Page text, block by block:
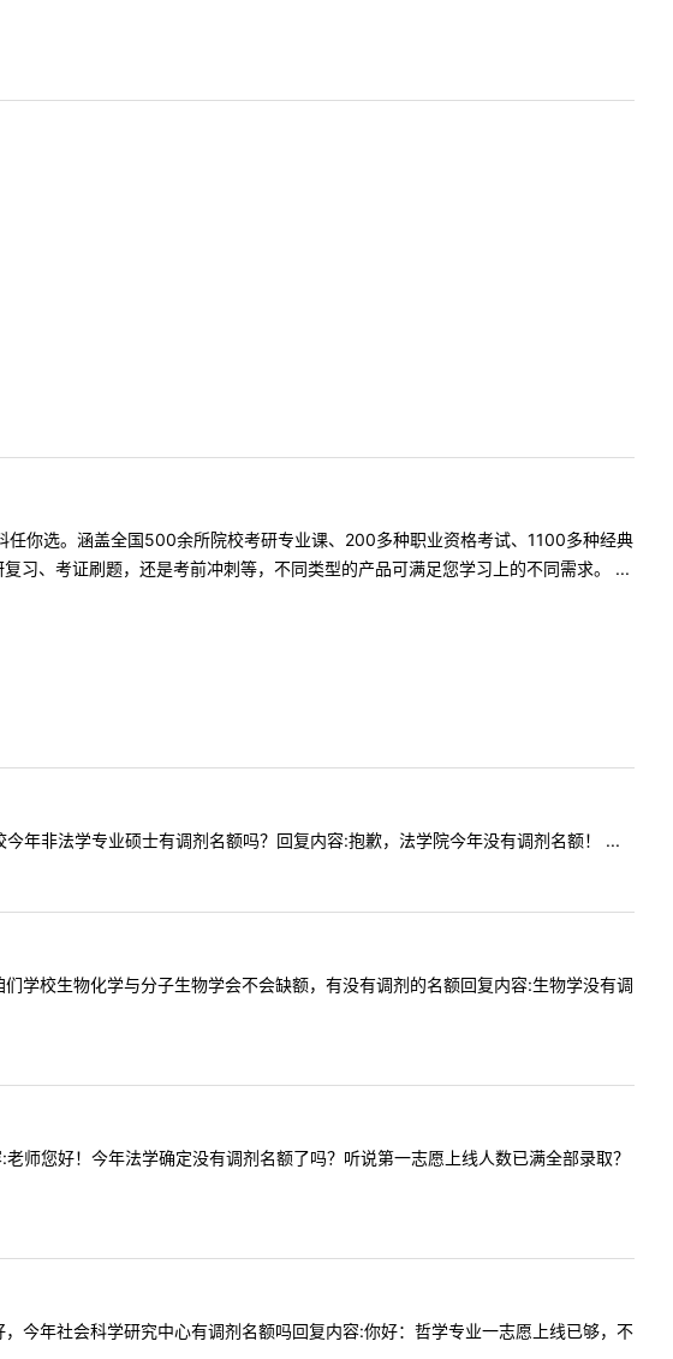
你选。涵盖全国500余所院校考研专业课、200多种职业资格考试、1100多种经典
习、考证刷题，还是考前冲刺等，不同类型的产品可满足您学习上的不同需求。 ...
非法学专业硕士有调剂名额吗？回复内容:抱歉，法学院今年没有调剂名额！ ...
校生物化学与分子生物学会不会缺额，有没有调剂的名额回复内容:生物学没有调
您好！今年法学确定没有调剂名额了吗？听说第一志愿上线人数已满全部录取？
年社会科学研究中心有调剂名额吗回复内容:你好：哲学专业一志愿上线已够，不